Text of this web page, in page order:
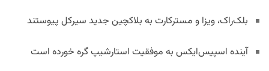
بلک‌راک، ویزا و مسترکارت به بلاکچین جدید سیرکل پیوستند
آینده اسپیس‌ایکس به موفقیت استارشیپ گره خورده است